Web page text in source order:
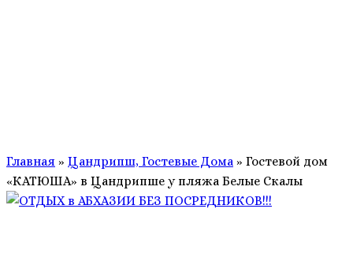
Главная » Цандрипш, Гостевые Дома » Гостевой дом
«КАТЮША» в Цандрипше у пляжа Белые Скалы